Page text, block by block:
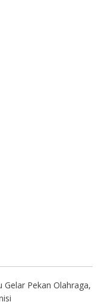
Pekan Olahraga,